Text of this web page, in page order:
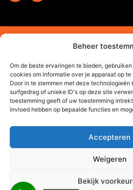
Beheer
Om de beste ervaringen te bieden,
cookies om informatie over je apparaat op
Door in te stemmen met deze
surfgedrag of unieke ID's op deze site
toestemming geeft of uw toestemming
invloed hebben op bepaalde functies en
Accepteren
Weigeren
Bekijk
Website gemaakt door